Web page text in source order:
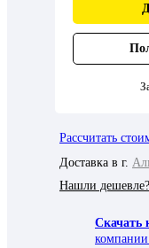
Рассчитать
Доставка в г.
Нашли дешевле?
Скачать